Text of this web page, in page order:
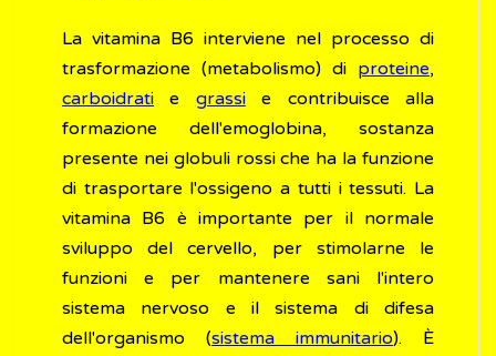
La vitamina B6 interviene nel processo di
trasformazione (metabolismo) di proteine,
carboidrati e grassie contribuisce alla
formazione dell'emoglobina, sostanza
presente nei globuli rossi che ha la funzione
di trasportare l'ossigeno a tutti i tessuti. La
vitamina B6 è importante per il normale
sviluppo del cervello, per stimolarne le
funzioni e per mantenere sani l'intero
sistema nervoso e il sistema di difesa
dell'organismo (sistema immunitario). È